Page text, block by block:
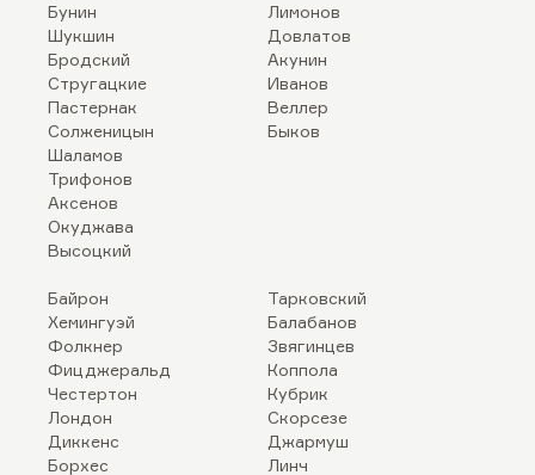
Бунин
Шукшин
Бродский
Стругацкие
Пастернак
Солженицын
Шаламов
Трифонов
Аксенов
Окуджава
Высоцкий
Лимонов
Довлатов
Акунин
Иванов
Веллер
Быков
Байрон
Хемингуэй
Фолкнер
Фицджеральд
Честертон
Лондон
Диккенс
Борхес
Тарковский
Балабанов
Звягинцев
Коппола
Кубрик
Скорсезе
Джармуш
Линч